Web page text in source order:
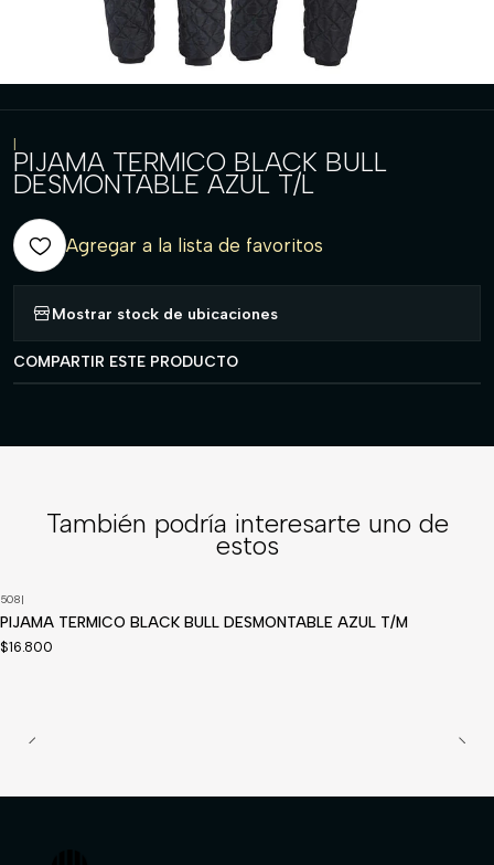
|
PIJAMA TERMICO BLACK BULL
DESMONTABLE AZUL T/L
Agregar a la lista de favoritos
Mostrar stock de ubicaciones
COMPARTIR ESTE PRODUCTO
También podría interesarte uno de
estos
508|
PIJAMA TERMICO BLACK BULL DESMONTABLE AZUL T/M
$16.800